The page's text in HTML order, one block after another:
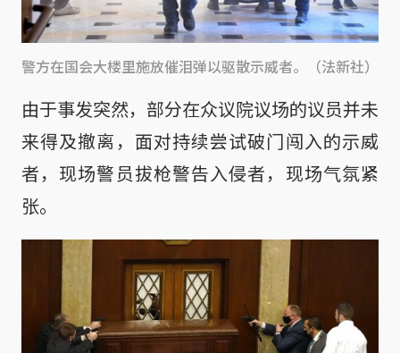
警方在国会大楼里施放催泪弹以驱散示威者。（法新社）
由于事发突然，部分在众议院议场的议员并未
来得及撤离，面对持续尝试破门闯入的示威
者，现场警员拔枪警告入侵者，现场气氛紧
张。